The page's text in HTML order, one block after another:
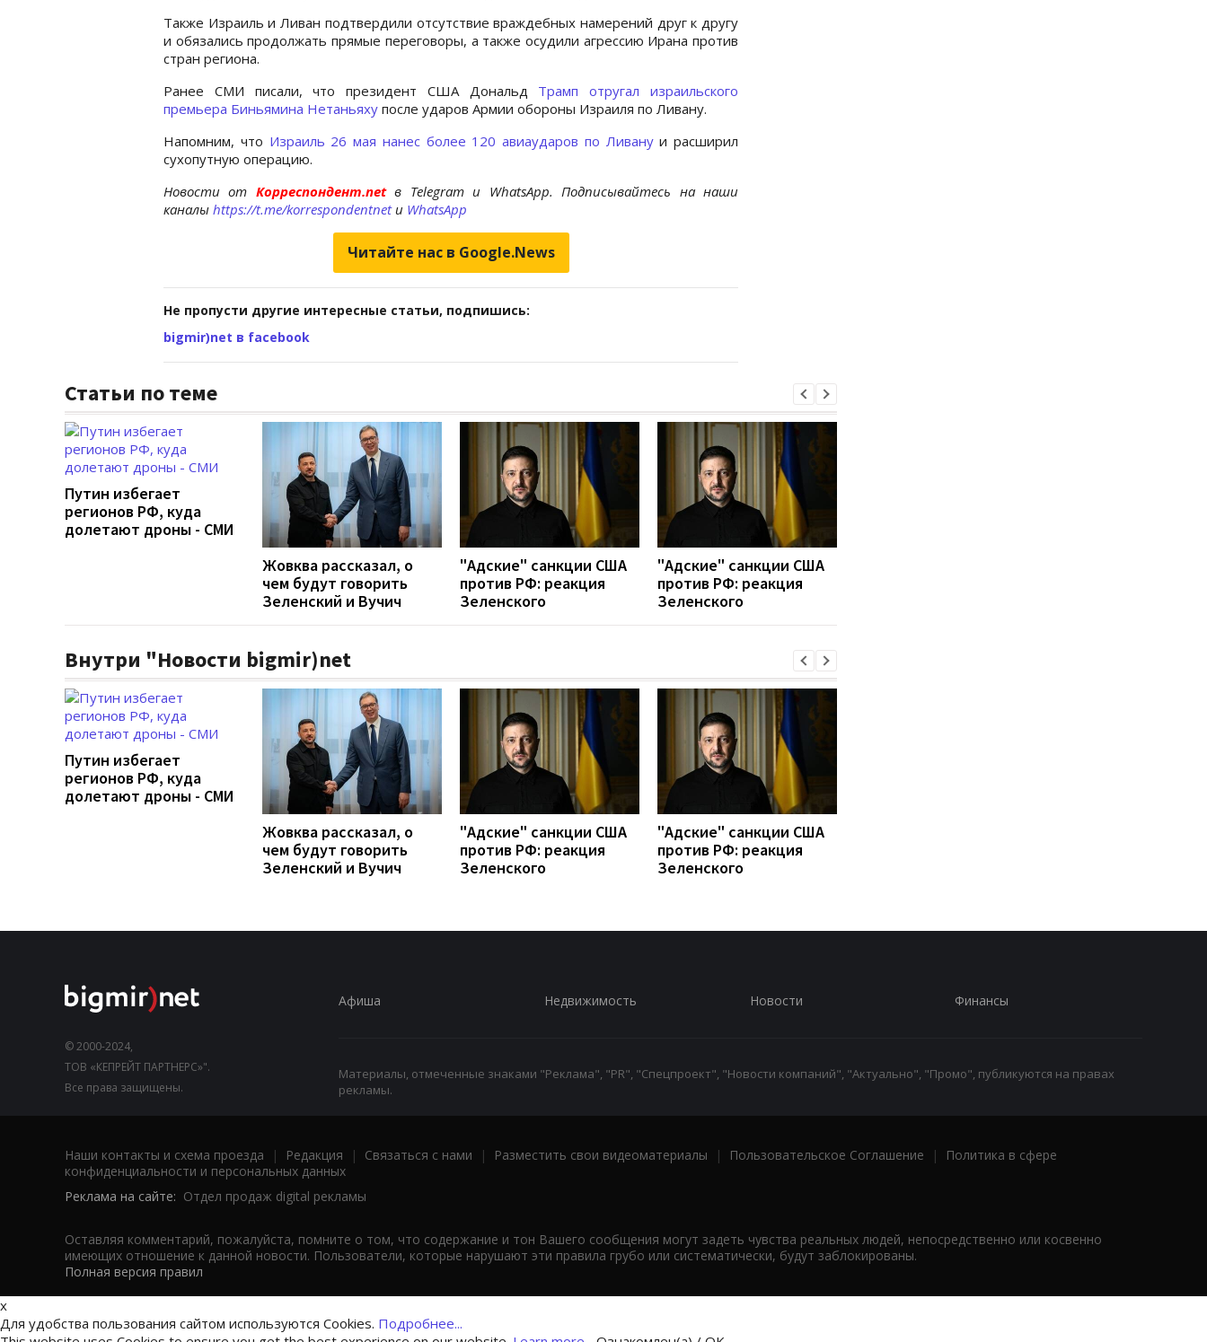
Также Израиль и Ливан подтвердили отсутствие враждебных намерений друг к другу
и обязались продолжать прямые переговоры, а также осудили агрессию Ирана против
стран региона.
Ранее СМИ писали, что президент США Дональд Трамп отругал израильского
премьера Биньямина Нетаньяху после ударов Армии обороны Израиля по Ливану.
Напомним, что Израиль 26 мая нанес более 120 авиаударов по Ливануи расширил
сухопутную операцию.
Новости от Корреспондент.netв Telegram и WhatsApp. Подписывайтесь на наши
каналы https://t.me/korrespondentnetи WhatsApp
Читайте нас в Google.News
Не пропусти другие интересные статьи, подпишись:
bigmir)net в facebook
Статьи по теме
Путин избегает
регионов РФ, куда
долетают дроны - СМИ
Жовква рассказал, о
чем будут говорить
Зеленский и Вучич
"Адские" санкции США
против РФ: реакция
Зеленского
"Адские" санкции США
против РФ: реакция
Зеленского
Внутри "Новости bigmir)net
Путин избегает
регионов РФ, куда
долетают дроны - СМИ
Жовква рассказал, о
чем будут говорить
Зеленский и Вучич
"Адские" санкции США
против РФ: реакция
Зеленского
"Адские" санкции США
против РФ: реакция
Зеленского
© 2000-2024,
ТОВ «КЕПРЕЙТ ПАРТНЕРС»".
Все права защищены.
Афиша Недвижимость Новости Финансы
Материалы, отмеченные знаками "Реклама", "PR", "Спецпроект", "Новости компаний", "Актуально", "Промо", публикуются на правах
рекламы.
Наши контакты и схема проезда | Редакция | Связаться с нами | Разместить свои видеоматериалы | Пользовательское Соглашение |
Политика в сфере
конфиденциальности и персональных данных
Реклама на сайте: Отдел продаж digital рекламы
Оставляя комментарий, пожалуйста, помните о том, что содержание и тон Вашего сообщения могут задеть чувства реальных людей, непосредственно или косвенно
имеющих отношение к данной новости. Пользователи, которые нарушают эти правила грубо или систематически, будут заблокированы.
Полная версия правил
x
Для удобства пользования сайтом используются Cookies. Подробнее...